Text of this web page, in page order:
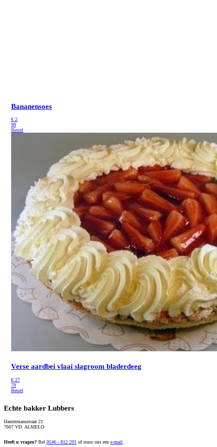
Bananensoes
€ 2
99
Bestel
Verse aardbei vlaai slagroom bladerdeeg
€ 27
79
Bestel
Echte bakker Lubbers
Hantermansstraat 21
7607 VD ALMELO
Heeft u vragen? Bel 0546 - 812 291 of stuur ons een e-mail